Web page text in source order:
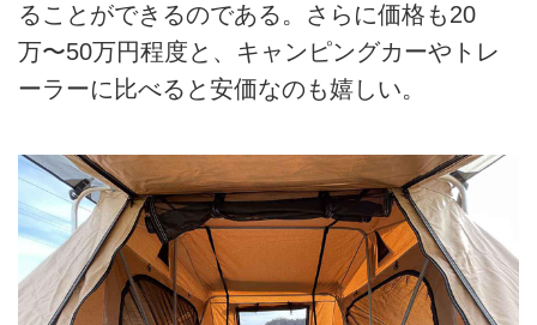
ることができるのである。さらに価格も20
万〜50万円程度と、キャンピングカーやトレ
ーラーに比べると安価なのも嬉しい。